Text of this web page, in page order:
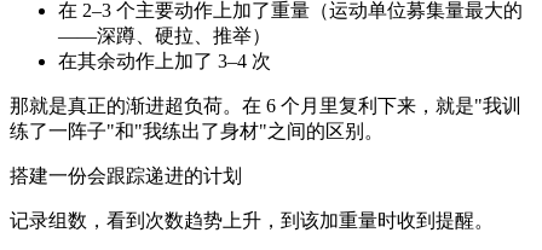
在 2–3 个主要动作上加了重量（运动单位募集量最大的
——深蹲、硬拉、推举）
在其余动作上加了 3–4 次
那就是真正的渐进超负荷。在 6 个月里复利下来，就是"我训
练了一阵子"和"我练出了身材"之间的区别。
搭建一份会跟踪递进的计划
记录组数，看到次数趋势上升，到该加重量时收到提醒。